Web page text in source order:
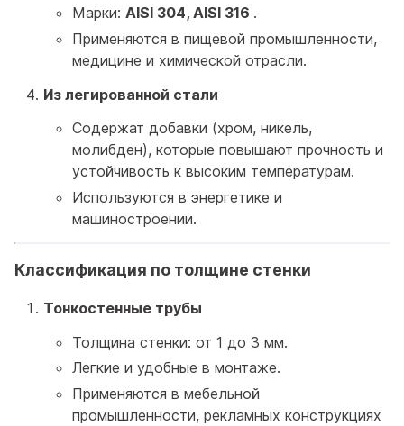
Марки: AISI 304, AISI 316 .
Применяются в пищевой промышленности,
медицине и химической отрасли.
Из легированной стали
Содержат добавки (хром, никель,
молибден), которые повышают прочность и
устойчивость к высоким температурам.
Используются в энергетике и
машиностроении.
Классификация по толщине стенки
Тонкостенные трубы
Толщина стенки: от 1 до 3 мм.
Легкие и удобные в монтаже.
Применяются в мебельной
промышленности, рекламных конструкциях